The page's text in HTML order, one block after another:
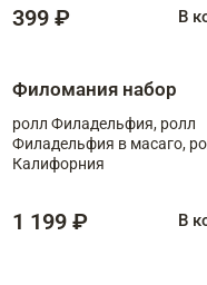
399 ₽ В
Филомания набор
ролл Филадельфия, ролл
Филадельфия в масаго,
Калифорния
1 199 ₽ В